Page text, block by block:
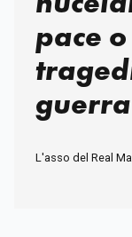
pace
L'asso del Real